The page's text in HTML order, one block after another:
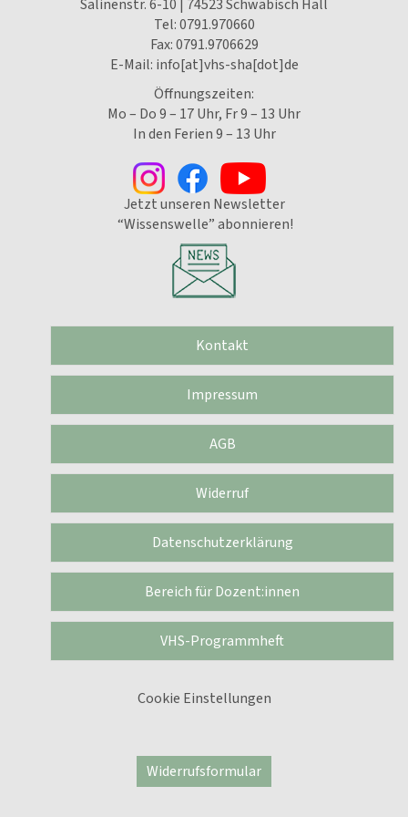
Salinenstr. 6-10 | 74523 Schwäbisch Hall
Tel:0791.970660
Fax: 0791.9706629
E-Mail: info[at]vhs-sha[dot]de
Öffnungszeiten:
Mo – Do 9 – 17 Uhr, Fr 9 – 13 Uhr
In den Ferien 9 – 13 Uhr
Jetzt unseren Newsletter
“Wissenswelle” abonnieren!
Kontakt
Impressum
AGB
Widerruf
Datenschutzerklärung
Bereich für Dozent:innen
VHS-Programmheft
Cookie Einstellungen
Widerrufsformular